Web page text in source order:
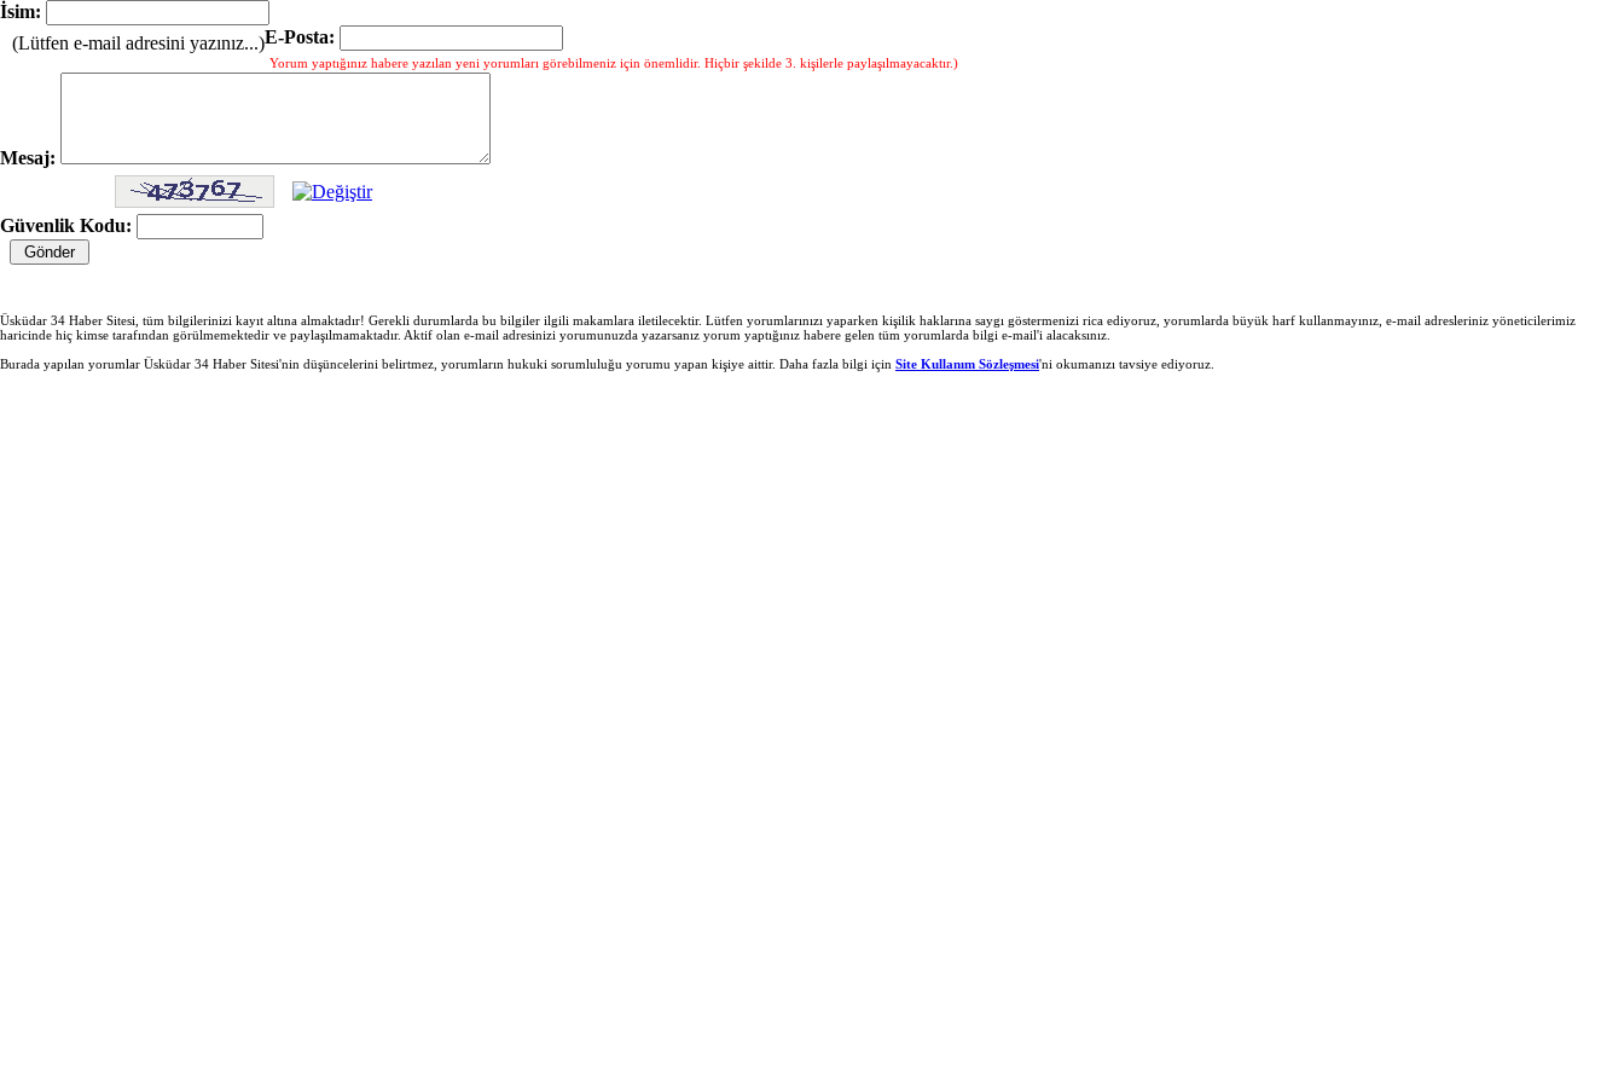
İsim:
E-Posta:
(Lütfen e-mail adresini yazınız...)
Yorum yaptığınız habere yazılan yeni yorumları görebilmeniz için önemlidir. Hiçbir şekilde 3. kişilerle paylaşılmayacaktır.)
Mesaj:
Güvenlik Kodu:
Üsküdar 34 Haber Sitesi, tüm bilgilerinizi kayıt altına almaktadır! Gerekli durumlarda bu bilgiler ilgili makamlara iletilecektir. Lütfen yorumlarınızı yaparken kişilik haklarına saygı göstermenizi rica ediyoruz, yorumlarda büyük harf kullanmayınız, e-mail adresleriniz yöneticilerimiz
haricinde hiç kimse tarafından görülmemektedir ve paylaşılmamaktadır. Aktif olan e-mail adresinizi yorumunuzda yazarsanız yorum yaptığınız habere gelen tüm yorumlarda bilgi e-mail'i alacaksınız.
Burada yapılan yorumlar Üsküdar 34 Haber Sitesi'nin düşüncelerini belirtmez, yorumların hukuki sorumluluğu yorumu yapan kişiye aittir. Daha fazla bilgi için Site Kullanım Sözleşmesi'ni okumanızı tavsiye ediyoruz.